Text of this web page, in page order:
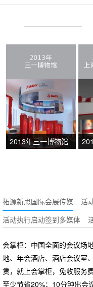
2013年三一博物馆
拓源新思国际会展传媒 活
活动执行启动签到多媒体
会掌柜：中国全面的会议场
地、年会酒店、酒店会议室
赁，就上会掌柜，免收服务
至少节省20%；10分钟出会